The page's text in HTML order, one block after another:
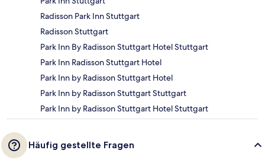
Radisson Park Inn Stuttgart
Radisson Stuttgart
Park Inn By Radisson Stuttgart Hotel Stuttgart
Park Inn Radisson Stuttgart Hotel
Park Inn by Radisson Stuttgart Hotel
Park Inn by Radisson Stuttgart Stuttgart
Park Inn by Radisson Stuttgart Hotel Stuttgart
Häufig gestellte Fragen